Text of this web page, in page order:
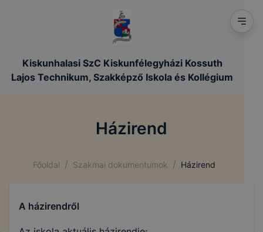
Kiskunhalasi SzC Kiskunfélegyházi Kossuth
Lajos Technikum, Szakképző Iskola és Kollégium
Házirend
Főoldal / Szakmai dokumentumok / Házirend
A házirendről